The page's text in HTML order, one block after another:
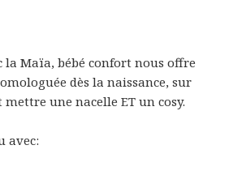
la Maïa, bébé confort nous offre
dès la naissance, sur
une nacelle ET un cosy.
avec: